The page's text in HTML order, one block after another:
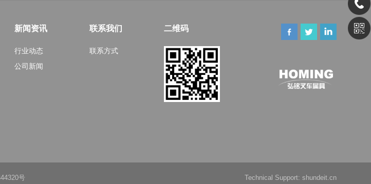
新闻资讯
行业动态
公司新闻
联系我们
联系方式
二维码
号 Technical Support: shundeit.cn